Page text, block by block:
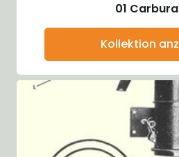
01
Kollektion